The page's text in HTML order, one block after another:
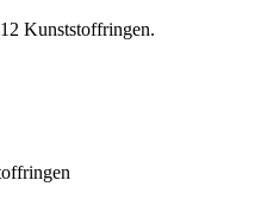
Kunststoffringen.